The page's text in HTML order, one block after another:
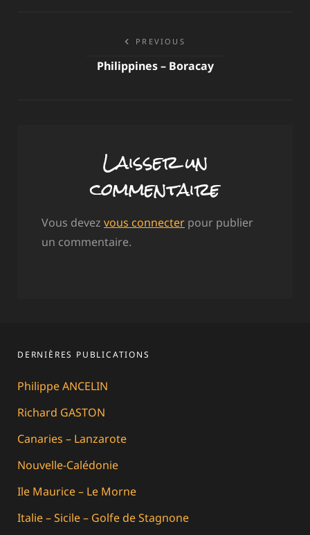
NavigationPREVIOUS
Philippines – Boracay
Laisser un
commentaire
Vous devez vous connecter pour publier
un commentaire.
DERNIÈRES PUBLICATIONS
Philippe ANCELIN
Richard GASTON
Canaries – Lanzarote
Nouvelle-Calédonie
Ile Maurice – Le Morne
Italie – Sicile – Golfe de Stagnone